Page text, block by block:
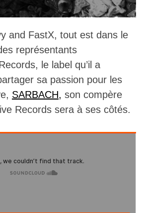
and FastX, tout est dans le
représentants
le label qu’il a
sa passion pour les
SARBACH, son compère
Records sera à ses côtés.